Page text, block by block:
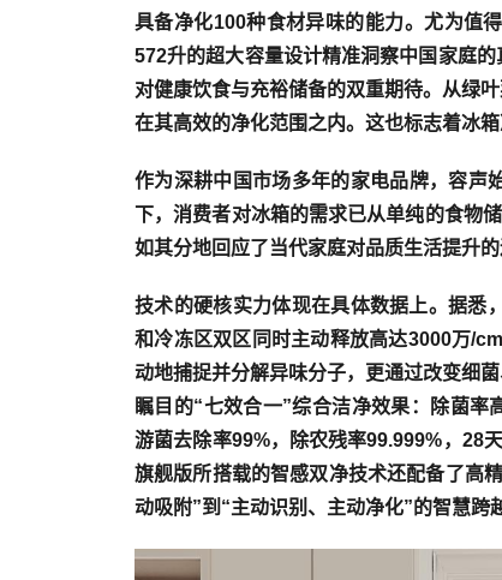
具备净化100种食材异味的能力。尤为值
572升的超大容量设计精准洞察中国家庭
对健康饮食与充裕储备的双重期待。从绿
在其高效的净化范围之内。这也标志着冰
作为深耕中国市场多年的家电品牌，容声
下，消费者对冰箱的需求已从单纯的食物
如其分地回应了当代家庭对品质生活提升
技术的硬核实力体现在具体数据上。据悉
和冷冻区双区同时主动释放高达3000万/
动地捕捉并分解异味分子，更通过改变细
瞩目的“七效合一”综合洁净效果：除菌率
游菌去除率99%，除农残率99.999%，28
旗舰版所搭载的智感双净技术还配备了高
动吸附”到“主动识别、主动净化”的智慧跨